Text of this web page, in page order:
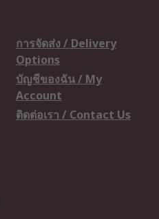
การจัดส่ง / Delivery
Options
บัญชีของฉัน / My
Account
ติดต่อเรา / Contact Us